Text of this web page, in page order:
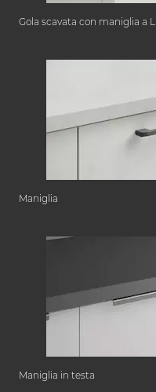
Gola scavata con maniglia a L
Maniglia
Maniglia in testa